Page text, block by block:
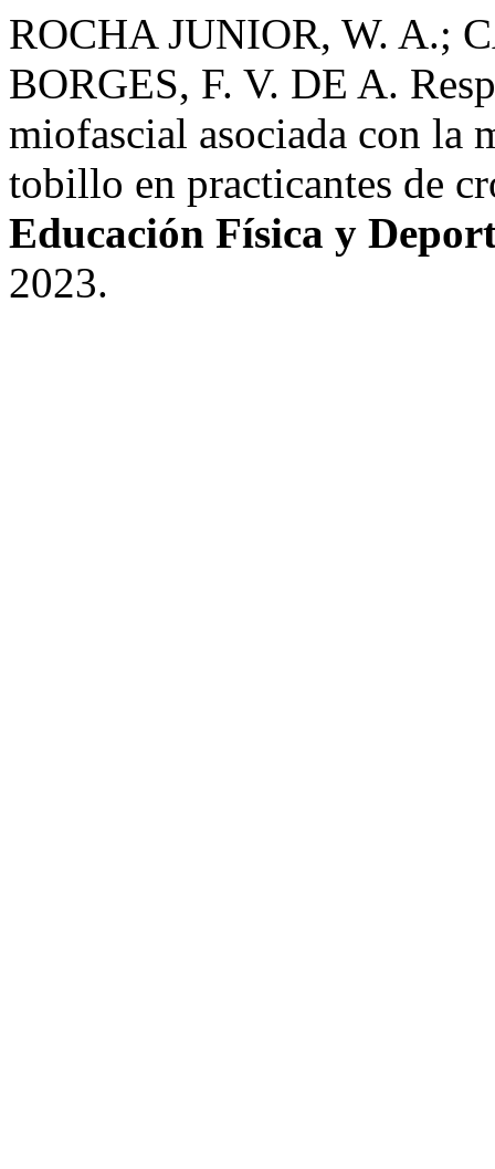
ROCHA JUNIOR, W. A.;
BORGES, F. V. DE A.
miofascial asociada con la
tobillo en practicantes de
Educación Física y
2023.